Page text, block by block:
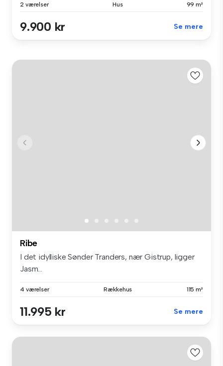
2 værelser Hus 99 m²
9.900 kr Se mere
Ribe
I det idylliske Sønder Tranders, nær Gistrup, ligger
Jasm...
4 værelser Rækkehus 115 m²
11.995 kr Se mere